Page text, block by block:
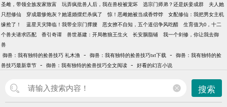
圣雌，带领全族发家致富
玩弄疯批兽人后，我在兽校被宠坏 选宗门师弟？还是妖妾成群
夫人她
只想修仙
穿成最惨炮灰？她退婚摆烂杀疯了 惊！恶雌她被当成香饽饽
女配修仙：我把男女主机
缘抢了！
蓝星天灾降临！我带全宗门撑腰 恶女撩不自知，五个道侣争风吃醋
生育值为0，十二
个兽夫请求匹配
香引奇谭 兽世基建：开局教狼王生火 长安胭脂铺
我一个剑修，你让我去御
兽
御兽：我有独特的捡兽技巧 礼木渔 - 御兽：我有独特的捡兽技巧txt下载 - 御兽：我有独特的捡
兽技巧最新章节 - 御兽：我有独特的捡兽技巧全文阅读 - 好看的幻言小说
搜索